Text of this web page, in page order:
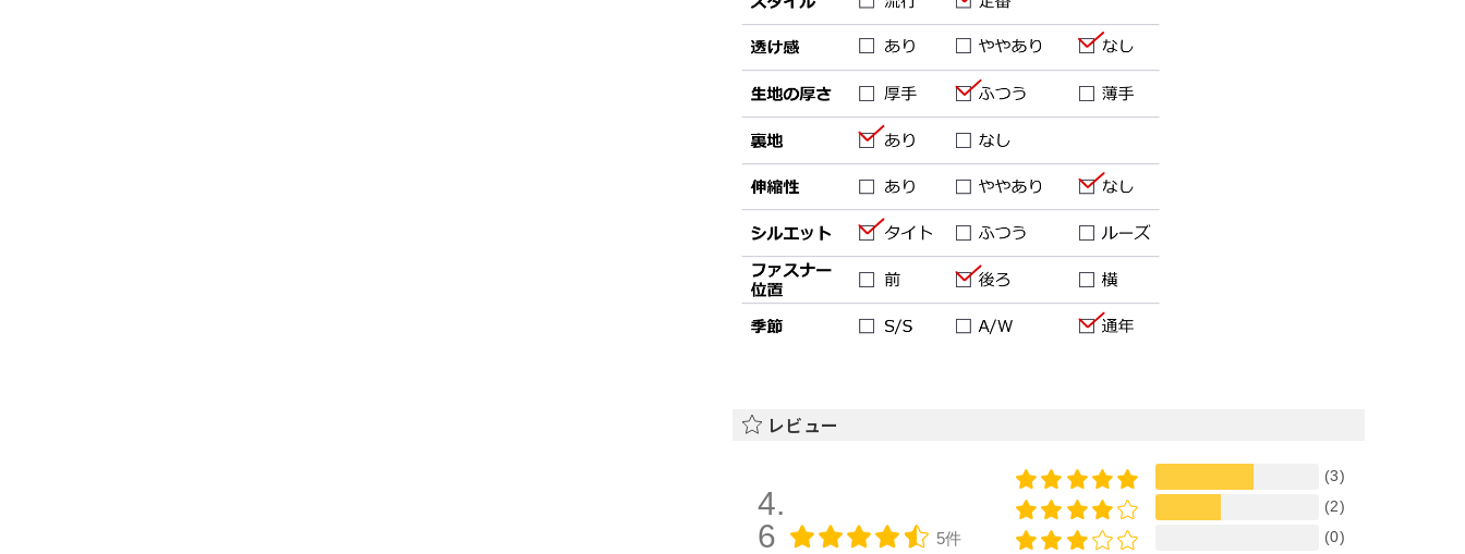
レビュー
4.
6
5件
(3)
(2)
(0)